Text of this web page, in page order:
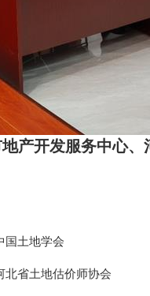
产开发服务中心
国土地学会
北省土地估价师协会